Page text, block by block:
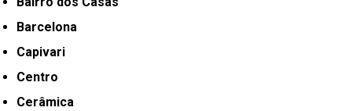
Barcelona
Capivari
Centro
Cerâmica